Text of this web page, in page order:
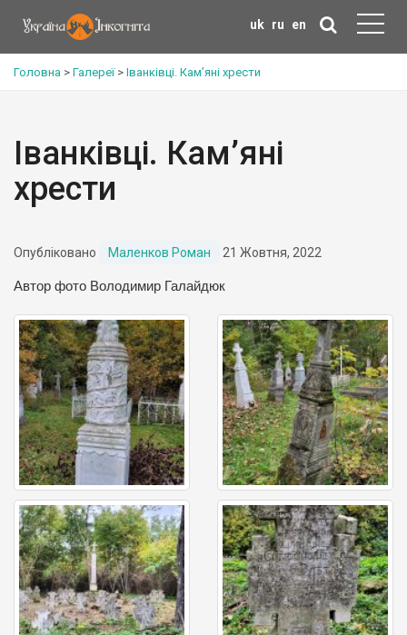
uk ru en
Головна > Галереї> Іванківці. Кам’яні хрести
Іванківці. Кам’яні
хрести
Опубліковано Маленков Роман 21 Жовтня, 2022
Автор фото Володимир Галайдюк